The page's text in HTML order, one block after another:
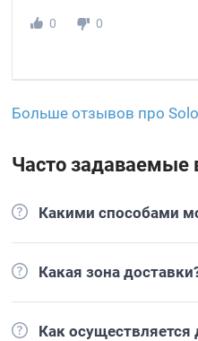
0
0
Больше отзывов про
Часто задаваемые
Какими способами
Какая зона
Как осуществляется